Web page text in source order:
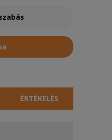
ÉRTÉKELÉS